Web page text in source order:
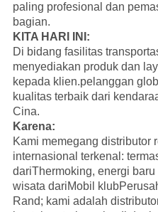
paling profesional dan
bagian.
KITA HARI INI:
Di bidang fasilitas
menyediakan produk dan
kepada klien.pelanggan
kualitas terbaik dari
Cina.
Karena:
Kami memegang distributor
internasional terkenal:
dariThermoking, energi
wisata dariMobil klub
Rand; kami adalah